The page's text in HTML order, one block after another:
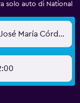
solo auto di National
Medellín, Colombia - Rionegro-José María Córdova (MDE)